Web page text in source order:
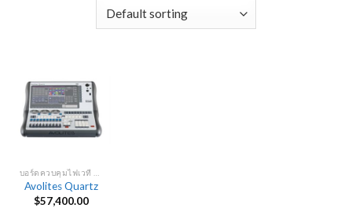
Avolites Quartz
$57,400.00